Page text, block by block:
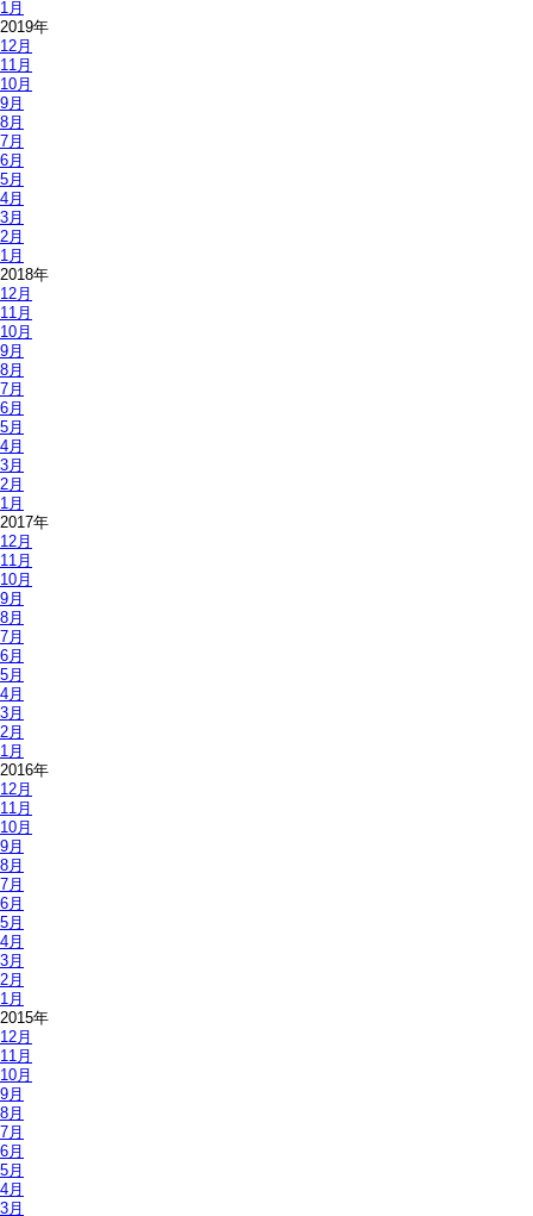
1月
2019年
12月
11月
10月
9月
8月
7月
6月
5月
4月
3月
2月
1月
2018年
12月
11月
10月
9月
8月
7月
6月
5月
4月
3月
2月
1月
2017年
12月
11月
10月
9月
8月
7月
6月
5月
4月
3月
2月
1月
2016年
12月
11月
10月
9月
8月
7月
6月
5月
4月
3月
2月
1月
2015年
12月
11月
10月
9月
8月
7月
6月
5月
4月
3月